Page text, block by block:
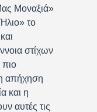
Μοναξιά»
το
στίχων
πιο
απήχηση
και η
αυτές τις